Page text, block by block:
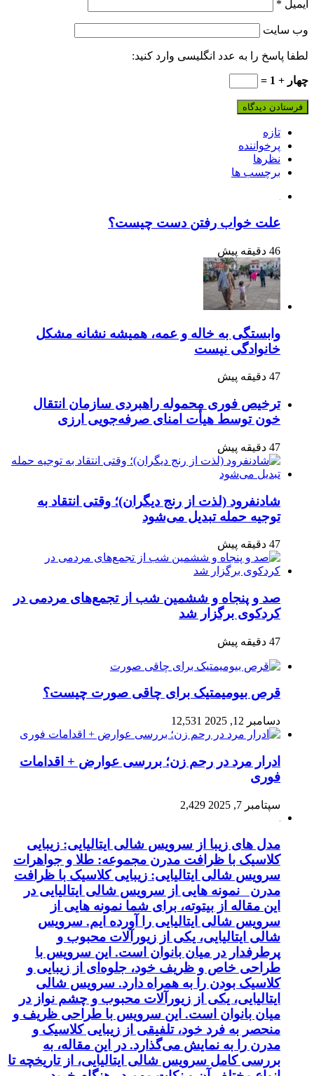
*
سایت
پاسخ را به عدد انگلیسی وارد کنید:
+ 1 =
تازه
پرخواننده
نظرها
برچسب ها
علت خواب رفتن دست چیست؟
46 دقیقه پیش
وابستگی به خاله و عمه، همیشه نشانه مشکل
خانوادگی نیست
47 دقیقه پیش
ترخیص فوری محموله راهبردی سازمان انتقال
خون توسط هیأت امنای صرفه‌جویی ارزی
47 دقیقه پیش
شادنفرود (لذت از رنج دیگران)؛ وقتی انتقاد به
توجیه حمله تبدیل می‌شود
47 دقیقه پیش
صد و پنجاه‌ و ششمین شب از تجمع‌های مردمی در
کردکوی برگزار شد
47 دقیقه پیش
قرص بیومیمتیک برای چاقی صورت چیست؟
دسامبر 12, 2025 12,531
ادرار مرد در رحم زن؛ بررسی عوارض + اقدامات
فوری
سپتامبر 7, 2025 2,429
مدل های زیبا از سرویس شالی ایتالیایی: زیبایی
کلاسیک با ظرافت مدرن مجموعه: طلا و جواهرات
سرویس شالی ایتالیایی: زیبایی کلاسیک با ظرافت
مدرن نمونه هایی از سرویس شالی ایتالیایی در
این مقاله از بیتوته، برای شما نمونه هایی از
سرویس شالی ایتالیایی را آورده ایم. سرویس
شالی ایتالیایی، یکی از زیورآلات محبوب و
پرطرفدار در میان بانوان است. این سرویس با
طراحی خاص و ظریف خود، جلوه‌ای از زیبایی و
کلاسیک بودن را به همراه دارد. سرویس شالی
ایتالیایی، یکی از زیورآلات محبوب و چشم نواز در
میان بانوان است. این سرویس با طراحی ظریف و
منحصر به فرد خود، تلفیقی از زیبایی کلاسیک و
مدرن را به نمایش می‌گذارد. در این مقاله، به
بررسی کامل سرویس شالی ایتالیایی، از تاریخچه تا